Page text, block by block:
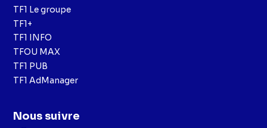
TF1 Le groupe
TF1+
TF1 INFO
TFOU MAX
TF1 PUB
TF1 AdManager
Nous suivre